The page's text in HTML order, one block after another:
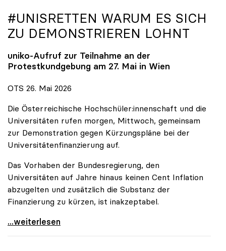
#UNISRETTEN WARUM ES SICH
ZU DEMONSTRIEREN LOHNT
uniko-Aufruf zur Teilnahme an der
Protestkundgebung am 27. Mai in Wien
OTS 26. Mai 2026
Die Österreichische Hochschüler:innenschaft und die
Universitäten rufen morgen, Mittwoch, gemeinsam
zur Demonstration gegen Kürzungspläne bei der
Universitätenfinanzierung auf.
Das Vorhaben der Bundesregierung, den
Universitäten auf Jahre hinaus keinen Cent Inflation
abzugelten und zusätzlich die Substanz der
Finanzierung zu kürzen, ist inakzeptabel.
#UnisRetten Warum es sich zu demonstrieren lohnt
...weiterlesen